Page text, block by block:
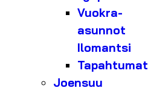
Vuokra-
asunnot
Ilomantsi
Tapahtumat
Joensuu